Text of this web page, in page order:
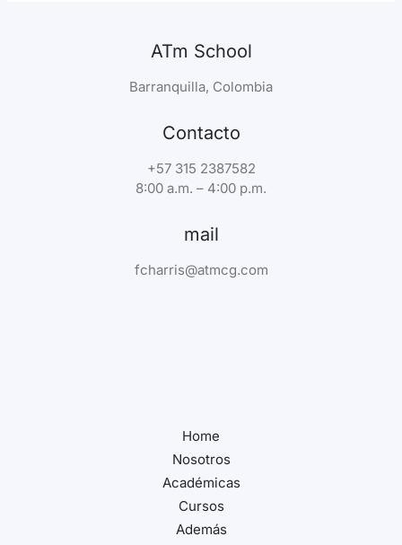
ATm School
Barranquilla, Colombia
Contacto
+57 315 2387582
8:00 a.m. – 4:00 p.m.
mail
fcharris@atmcg.com
Home
Nosotros
Académicas
Cursos
Además